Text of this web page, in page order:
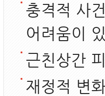
충격적 사
어려움이
근친상간
재정적 변